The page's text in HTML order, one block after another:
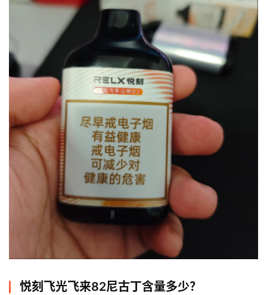
子
烟
通
配
弹
悦刻飞光飞来82尼古丁含量多少？